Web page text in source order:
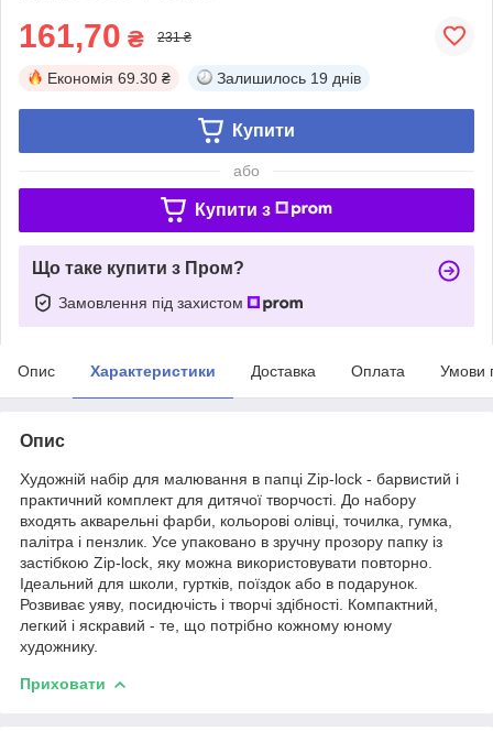
161,70 ₴ 231 ₴
Економія 69.30 ₴ Залишилось 19 днів
Купити
або
Купити з
Що таке купити з Пром?
Замовлення під захистом
Опис Характеристики Доставка Оплата Умови
Опис
Художній набір для малювання в папці Zip-lock - барвистий і
практичний комплект для дитячої творчості. До набору
входять акварельні фарби, кольорові олівці, точилка, гумка,
палітра і пензлик. Усе упаковано в зручну прозору папку із
застібкою Zip-lock, яку можна використовувати повторно.
Ідеальний для школи, гуртків, поїздок або в подарунок.
Розвиває уяву, посидючість і творчі здібності. Компактний,
легкий і яскравий - те, що потрібно кожному юному
художнику.
Приховати